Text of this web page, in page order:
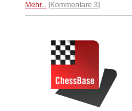
Mehr... Kommentare 3